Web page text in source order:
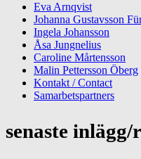
Eva Arnqvist
Johanna Gustavsson
Ingela Johansson
Åsa Jungnelius
Caroline Mårtensson
Malin Pettersson Öberg
Kontakt / Contact
Samarbetspartners
senaste inlägg/